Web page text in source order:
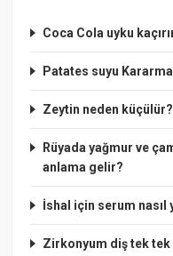
Coca Cola uyku
Patates suyu
Zeytin neden küçülür?
Rüyada yağmur ve
anlama gelir?
İshal için serum nasıl
Zirkonyum diş tek